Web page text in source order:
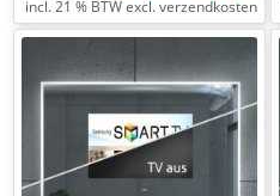
excl.verzendkosten